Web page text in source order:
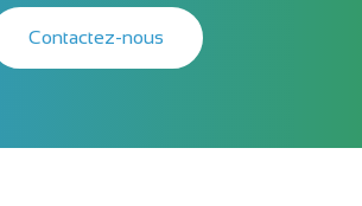
Contactez-nous